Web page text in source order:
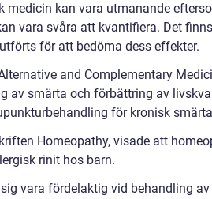
kan vara utmanande
vara svåra att kvantifiera. Det
för att bedöma dess effekter.
and Complementary
av smärta och förbättring av
för kronisk
Homeopathy, visade att
rinit hos barn.
vara fördelaktig vid behandling av